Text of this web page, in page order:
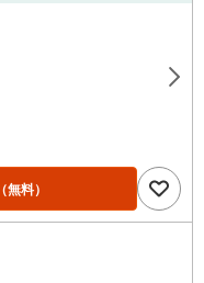
（無料）